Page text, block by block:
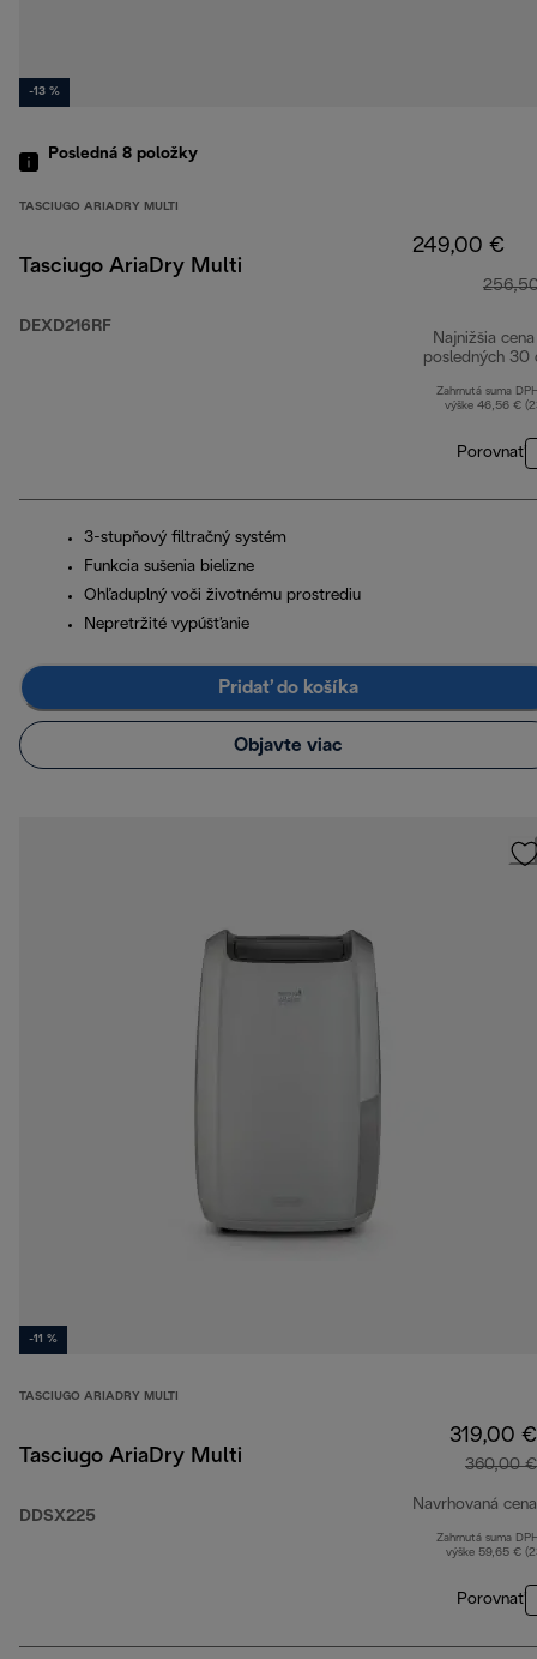
-13 %
Posledná 8 položky
TASCIUGO ARIADRY MULTI
Tasciugo AriaDry Multi
DEXD216RF
249,00 €
Najnižšia
posledných 30
Zahrnutá suma
výške 46,56 €
Porovnať
3-stupňový filtračný systém
Funkcia sušenia bielizne
Ohľaduplný voči životnému prostrediu
Nepretržité vypúšťanie
Pridať do košíka
Objavte viac
-11 %
TASCIUGO ARIADRY MULTI
Tasciugo AriaDry Multi
DDSX225
319,00 €
360,00 €
Navrhovaná cena
Zahrnutá suma
výške 59,65 €
Porovnať